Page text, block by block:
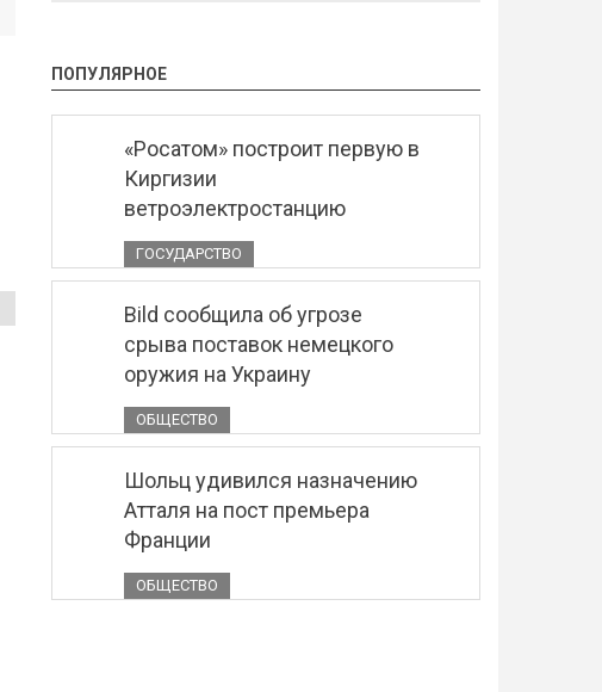
ПОПУЛЯРНОЕ
«Росатом» построит первую в
Киргизии
ветроэлектростанцию
ГОСУДАРСТВО
Bild сообщила об угрозе
срыва поставок немецкого
оружия на Украину
ОБЩЕСТВО
Шольц удивился назначению
Атталя на пост премьера
Франции
ОБЩЕСТВО